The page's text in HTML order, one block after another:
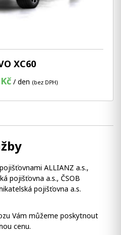
XC60
/ den (bez DPH)
ALLIANZ a.s.,
pojišťovna a.s., ČSOB
pojišťovna a.s.
Vám můžeme poskytnout
cenu.